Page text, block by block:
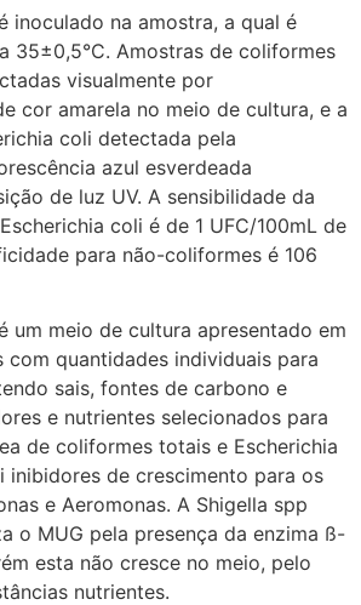
inoculado na amostra, a qual é
35±0,5°C. Amostras de coliformes
visualmente por
cor amarela no meio de cultura, e a
coli detectada pela
azul esverdeada
de luz UV. A sensibilidade da
coli é de 1 UFC/100mL de
para não-coliformes é 106
um meio de cultura apresentado em
com quantidades individuais para
sais, fontes de carbono e
e nutrientes selecionados para
de coliformes totais e Escherichia
inibidores de crescimento para os
e Aeromonas. A Shigella spp
o MUG pela presença da enzima ß-
esta não cresce no meio, pelo
nutrientes.